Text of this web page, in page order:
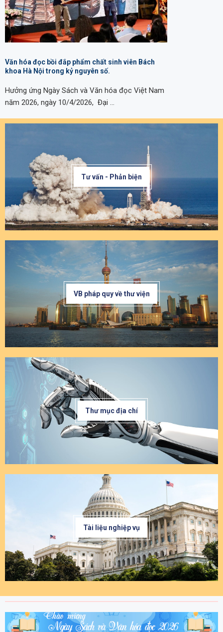
Văn hóa đọc bồi đắp phẩm chất sinh viên Bách
khoa Hà Nội trong kỷ nguyên số.
Hưởng ứng Ngày Sách và Văn hóa đọc Việt Nam
năm 2026, ngày 10/4/2026, Đại …
Tư vấn - Phản biện
VB pháp quy về thư viện
Thư mục địa chí
Tài liệu nghiệp vụ